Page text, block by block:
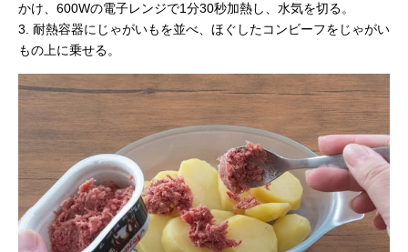
かけ、600Wの電子レンジで1分30秒加熱し、水気を切る。
3. 耐熱容器にじゃがいもを並べ、ほぐしたコンビーフをじゃがい
もの上に乗せる。